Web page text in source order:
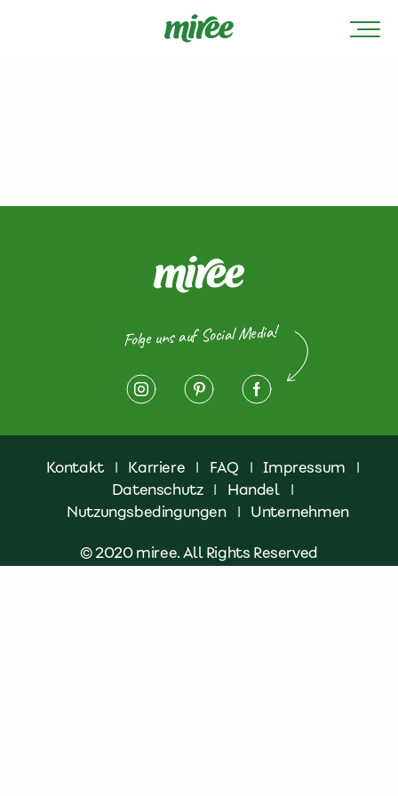
Folge uns auf Social Media!
Kontakt | Karriere | FAQ | Impressum
|
Datenschutz | Handel
|
Nutzungsbedingungen
| Unternehmen
© 2020 miree. All Rights Reserved